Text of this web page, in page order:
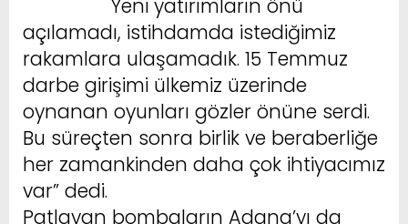
Yeni yatırımların önü
açılamadı, istihdamda istediğimiz
rakamlara ulaşamadık. 15 Temmuz
darbe girişimi ülkemiz üzerinde
oynanan oyunları gözler önüne serdi.
Bu süreçten sonra birlik ve beraberliğe
her zamankinden daha çok ihtiyacımız
var” dedi.
Patlayan bombaların Adana’yı da